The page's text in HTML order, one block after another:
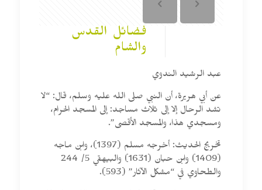
فضائل القدس
والشام
عبد الرشيد الندوي
عن أبي هريرة، أن النبي صلى الله عليه وسلم، قال: “‌لا
‌تشد ‌الرحال إلا إلى ثلاث مساجد: إلى المسجد الحرام،
ومسجدي هذا، والمسجد الأقصى”.
تخريج الحديث: أخرجه مسلم (1397)، وابن ماجه
(1409) وابن حبان (1631) والبيهقي 5/ 244
والطحاوي في “مشكل الآثار” (593).